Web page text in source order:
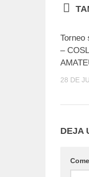
Torneo
–
28 DE
DEJA